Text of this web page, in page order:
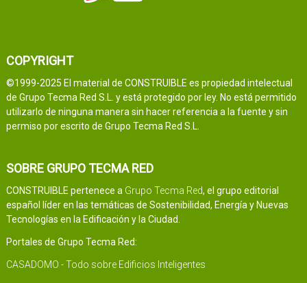
COPYRIGHT
©1999-2025 El material de CONSTRUIBLE es propiedad intelectual
de Grupo Tecma Red S.L. y está protegido por ley. No está permitido
utilizarlo de ninguna manera sin hacer referencia a la fuente y sin
permiso por escrito de Grupo Tecma Red S.L.
SOBRE GRUPO TECMA RED
CONSTRUIBLE pertenece a Grupo Tecma Red, el grupo editorial
español líder en las temáticas de Sostenibilidad, Energía y Nuevas
Tecnologías en la Edificación y la Ciudad.
Portales de Grupo Tecma Red:
CASADOMO - Todo sobre Edificios Inteligentes